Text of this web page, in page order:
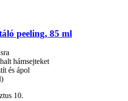
peeling, 85 ml
hámsejteket
és ápol
10.